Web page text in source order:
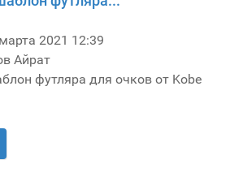
2021 12:39
Айрат
футляра для очков от Kobe